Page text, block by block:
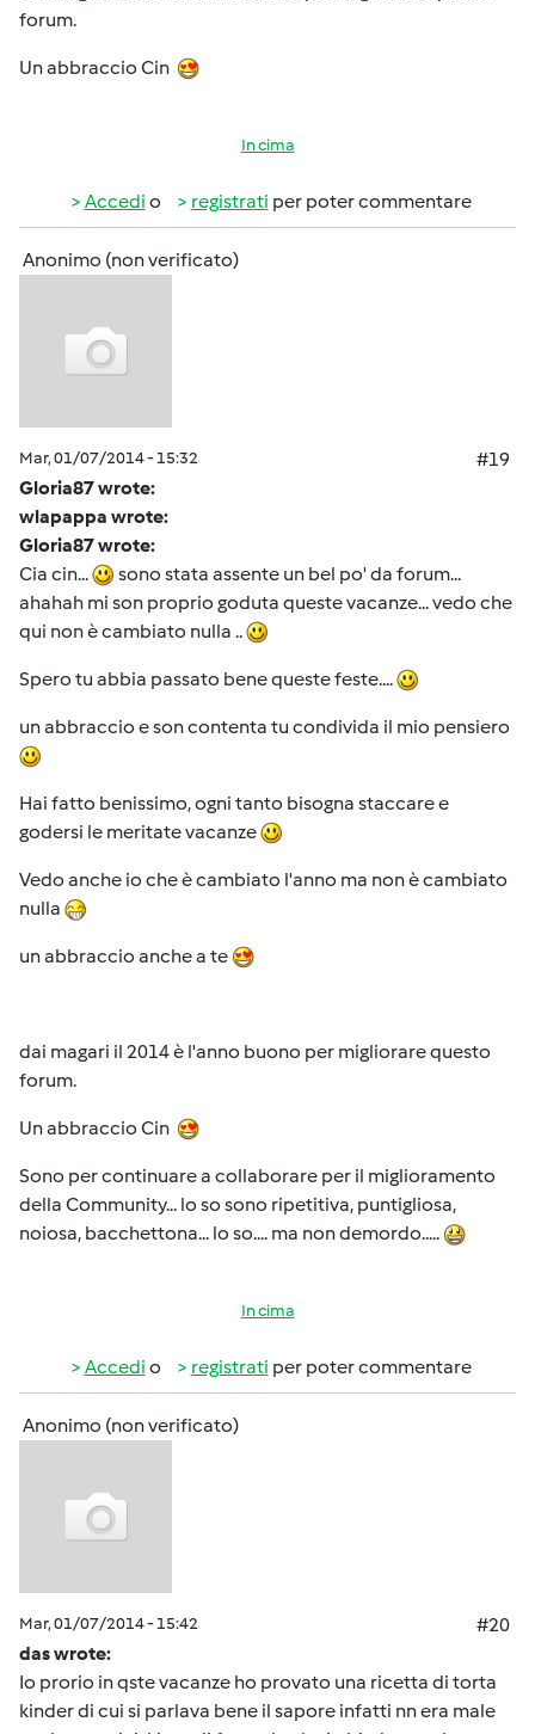
forum.
Un abbraccio Cin
In cima
Accedi o registrati per poter commentare
Anonimo (non verificato)
Mar, 01/07/2014 - 15:32
#19
Gloria87 wrote:
wlapappa wrote:
Gloria87 wrote:
Cia cin...
sono stata assente un bel po' da forum...
ahahah mi son proprio goduta queste vacanze... vedo che
qui non è cambiato nulla ..
Spero tu abbia passato bene queste feste....
un abbraccio e son contenta tu condivida il mio pensiero
Hai fatto benissimo, ogni tanto bisogna staccare e
godersi le meritate vacanze
Vedo anche io che è cambiato l'anno ma non è cambiato
nulla
un abbraccio anche a te
dai magari il 2014 è l'anno buono per migliorare questo
forum.
Un abbraccio Cin
Sono per continuare a collaborare per il miglioramento
della Community... lo so sono ripetitiva, puntigliosa,
noiosa, bacchettona... lo so.... ma non demordo.....
In cima
Accedi o registrati per poter commentare
Anonimo (non verificato)
Mar, 01/07/2014 - 15:42
#20
das wrote:
Io prorio in qste vacanze ho provato una ricetta di torta
kinder di cui si parlava bene il sapore infatti nn era male